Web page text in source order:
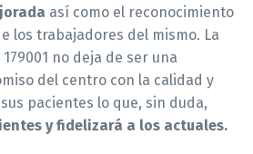
así como el reconocimiento
los trabajadores del mismo. La
no deja de ser una
del centro con la calidad y
pacientes lo que, sin duda,
y fidelizará a los actuales.